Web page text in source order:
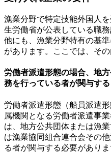
漁業分野で特定技能外国人
生労働省が公表している職
他にも、漁業分野特有の基
があります。ここでは、その
労働者派遣形態の場合、地
務を行っている者が関与する
労働者派遣形態（船員派遣
属機関となる労働者派遣事
は、地方公共団体または漁
は漁業協同組合連合会その
る者が関与する必要がありま